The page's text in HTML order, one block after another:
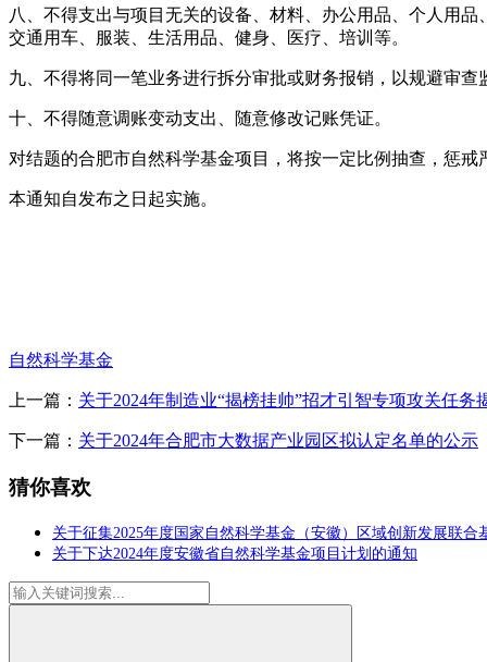
八、不得支出与项目无关的设备、材料、办公用品、个人用
交通用车、服装、生活用品、健身、医疗、培训等。
九、不得将同一笔业务进行拆分审批或财务报销，以规避审查
十、不得随意调账变动支出、随意修改记账凭证。
对结题的合肥市自然科学基金项目，将按一定比例抽查，惩戒
本通知自发布之日起实施。
自然科学基金
上一篇： 关于2024年制造业“揭榜挂帅”招才引智专项攻关任务
下一篇： 关于2024年合肥市大数据产业园区拟认定名单的公示
猜你喜欢
关于征集2025年度国家自然科学基金（安徽）区域创新发展联合
关于下达2024年度安徽省自然科学基金项目计划的通知